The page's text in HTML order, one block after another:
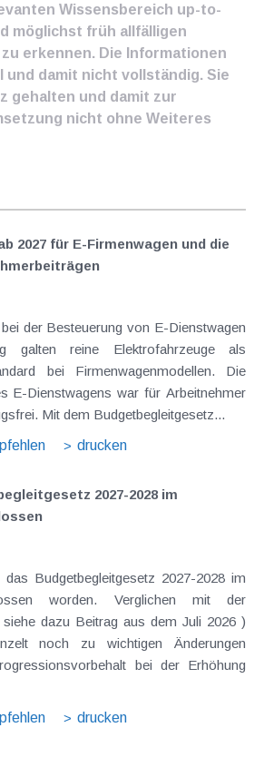
Wissensbereich up-to-
möglichst früh allfälligen
erkennen. Die Informationen
und damit nicht vollständig. Sie
gehalten und damit zur
nicht ohne Weiteres
2027 für E-Firmenwagen und die
der Besteuerung von E-Dienstwagen
galten reine Elektrofahrzeuge als
bei Firmenwagenmodellen. Die
E-Dienstwagens war für Arbeitnehmer
Mit dem Budgetbegleitgesetz...
drucken
2027-2028 im
Budgetbegleitgesetz 2027-2028 im
worden. Verglichen mit der
dazu Beitrag aus dem Juli 2026 )
noch zu wichtigen Änderungen
drucken